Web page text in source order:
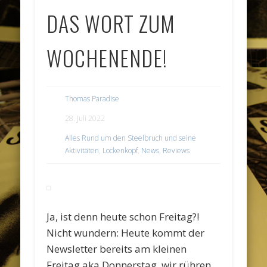
DAS WORT ZUM
WOCHENENDE!
Thomas Paradise
28. Juli 2022
Alles Rund um den Steelbruch und seine
Aktivitäten, Lockenkopf, News, Reviews
Ja, ist denn heute schon Freitag?!
Nicht wundern: Heute kommt der
Newsletter bereits am kleinen